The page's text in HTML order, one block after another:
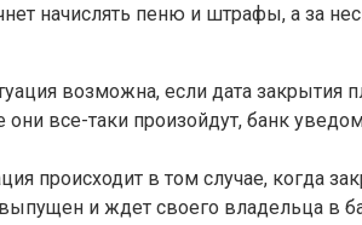
начислять пеню и штрафы, а за
возможна, если дата закрытия
все-таки произойдут, банк
происходит в том случае, когда
и ждет своего владельца в